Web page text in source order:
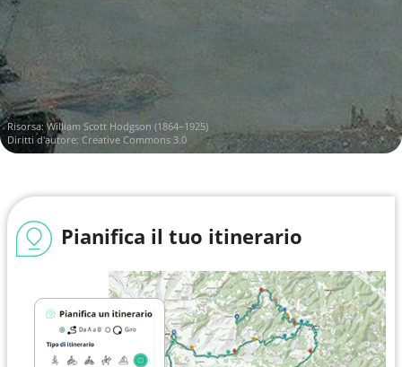
Risorsa: William Scott Hodgson (1864–1925)
Diritti d'autore: Creative Commons 3.0
Pianifica il tuo itinerario